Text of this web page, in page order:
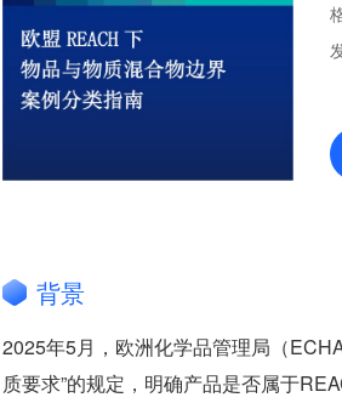
背景
2025年5月，欧洲化学品管理局（
质要求”的规定，明确产品是否属于